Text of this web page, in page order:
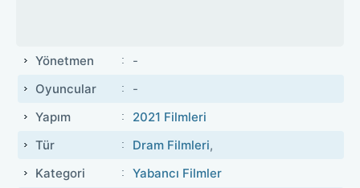
Yönetmen
-
Oyuncular
-
Yapım
2021 Filmleri
Tür
Dram Filmleri,
Kategori
Yabancı Filmler